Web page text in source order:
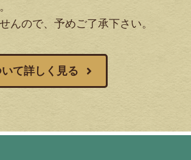
んので、予めご了承下さい。
て詳しく見る